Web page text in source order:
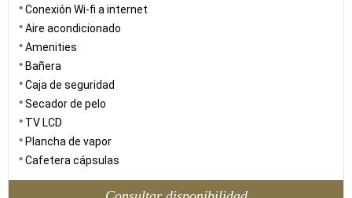
Conexión Wi-fi a internet
Aire acondicionado
Amenities
Bañera
Caja de seguridad
Secador de pelo
TV LCD
Plancha de vapor
Cafetera cápsulas